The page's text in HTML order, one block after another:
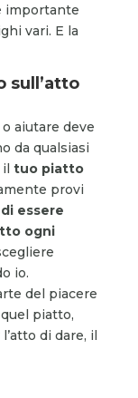
importante
vari. E la
sull’atto
aiutare deve
da qualsiasi
il tuo piatto
provi
essere
ogni
io.
del piacere
piatto,
di dare, il